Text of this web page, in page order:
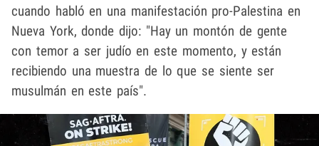
cuando habló en una manifestación pro-Palestina en
Nueva York, donde dijo: "Hay un montón de gente
con temor a ser judío en este momento, y están
recibiendo una muestra de lo que se siente ser
musulmán en este país".